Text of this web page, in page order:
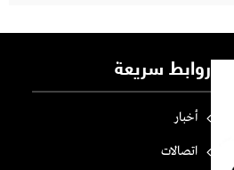
روابط سريعة
أخبار
اتصالات